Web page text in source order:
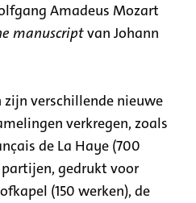
Amadeus Mozart
manuscriptvan Johann
zijn verschillende nieuwe
verkregen, zoals
de La Haye (700
gedrukt voor
(150 werken), de